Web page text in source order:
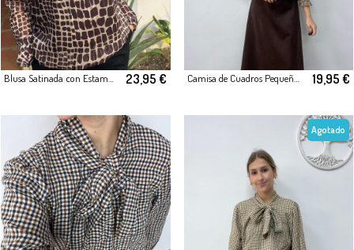
23,95 € 19,95 €
Agotado